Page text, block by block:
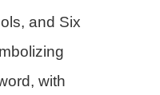
and Six
with